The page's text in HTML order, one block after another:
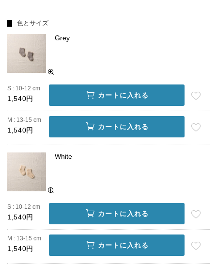
色とサイズ
Grey
S : 10-12 cm
1,540円 カートに入れる
M : 13-15 cm
1,540円 カートに入れる
White
S : 10-12 cm
1,540円 カートに入れる
M : 13-15 cm
1,540円 カートに入れる